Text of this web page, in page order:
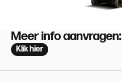
Meer info aanvragen:
Klik hier